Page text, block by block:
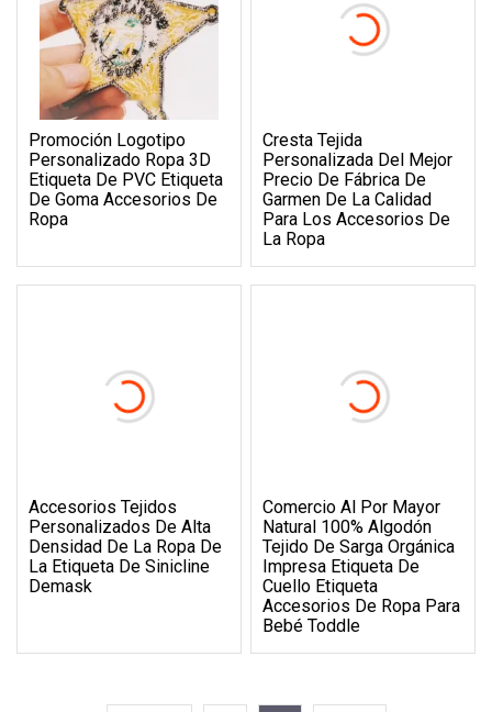
Promoción Logotipo
Personalizado Ropa 3D
Etiqueta De PVC Etiqueta
De Goma Accesorios De
Ropa
Cresta Tejida
Personalizada Del Mejor
Precio De Fábrica De
Garmen De La Calidad
Para Los Accesorios De
La Ropa
Accesorios Tejidos
Personalizados De Alta
Densidad De La Ropa De
La Etiqueta De Sinicline
Demask
Comercio Al Por Mayor
Natural 100% Algodón
Tejido De Sarga Orgánica
Impresa Etiqueta De
Cuello Etiqueta
Accesorios De Ropa Para
Bebé Toddle